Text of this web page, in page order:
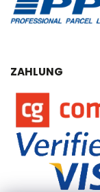
ZAHLUNG